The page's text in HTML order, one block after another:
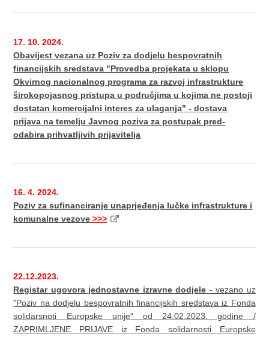
17. 10. 2024.
Obavijest vezana uz Poziv za dodjelu bespovratnih
financijskih sredstava "Provedba projekata u sklopu
Okvirnog nacionalnog programa za razvoj infrastrukture
širokopojasnog pristupa u područjima u kojima ne postoji
dostatan komercijalni interes za ulaganja" - dostava
prijava na temelju Javnog poziva za postupak pred-
odabira prihvatljivih prijavitelja
16. 4. 2024.
Poziv za sufinanciranje unaprjeđenja lučke infrastrukture i
komunalne vezove >>>
22.12.2023.
Registar ugovora jednostavne izravne dodjele - vezano uz
"Poziv na dodjelu bespovratnih financijskih sredstava iz Fonda
solidarsnoti Europske unije" od 24.02.2023. godine /
ZAPRIMLJENE PRIJAVE iz Fonda solidarnosti Europske